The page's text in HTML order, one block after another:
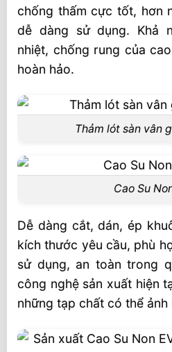
chống thấm cực tốt, hơn
dễ dàng sử dụng. Khả
nhiệt, chống rung của
hoàn hảo.
Thảm lót sàn vân
Cao Su
Dễ dàng cắt, dán, ép
kích thước yêu cầu, phù
sử dụng, an toàn trong
công nghệ sản xuất hiện
những tạp chất có thể